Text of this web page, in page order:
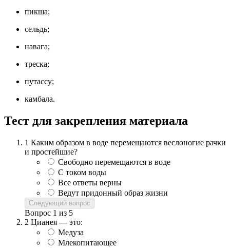
пикша;
сельдь;
навага;
треска;
путассу;
камбала.
Тест для закрепления материала
1 Каким образом в воде перемещаются веслоногие рачки
и простейшие?
Свободно перемещаются в воде
С током воды
Все ответы верны
Ведут придонный образ жизни
Следующий вопрос
Вопрос 1 из 5
2 Цианея — это:
Медуза
Млекопитающее